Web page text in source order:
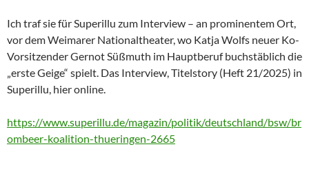
Ich traf sie für Superillu zum Interview – an prominentem Ort,
vor dem Weimarer Nationaltheater, wo Katja Wolfs neuer Ko-
Vorsitzender Gernot Süßmuth im Hauptberuf buchstäblich die
„erste Geige“ spielt. Das Interview, Titelstory (Heft 21/2025) in
Superillu, hier online.
https://www.superillu.de/magazin/politik/deutschland/bsw/br
ombeer-koalition-thueringen-2665